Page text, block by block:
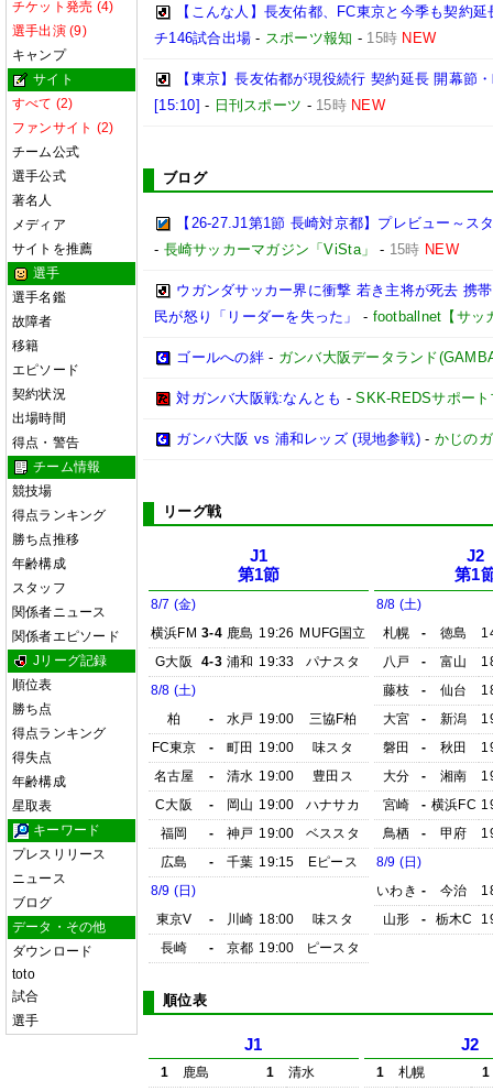
チケット発売 (4)
選手出演 (9)
キャンプ
サイト
すべて (2)
ファンサイト (2)
チーム公式
選手公式
著名人
メディア
サイトを推薦
選手
選手名鑑
故障者
移籍
エピソード
契約状況
出場時間
得点・警告
チーム情報
競技場
得点ランキング
勝ち点推移
年齢構成
スタッフ
関係者ニュース
関係者エピソード
Jリーグ記録
順位表
勝ち点
得点ランキング
得失点
年齢構成
星取表
キーワード
プレスリリース
ニュース
ブログ
データ・その他
ダウンロード
toto
試合
選手
【こんな人】長友佑都、FC東京と今季も契約
チ146試合出場 - スポーツ報知 - 15時 NEW
【東京】長友佑都が現役続行 契約延長 開幕節
[15:10] - 日刊スポーツ - 15時 NEW
ブログ
【26-27.J1第1節 長崎対京都】プレビュー～
- 長崎サッカーマガジン「ViSta」 - 15時 NEW
ウガンダサッカー界に衝撃 若き主将が死去 携
民が怒り「リーダーを失った」
- footballnet【サッ
ゴールへの絆- ガンバ大阪データランド
対ガンバ大阪戦:なんとも -SKK-REDSサポー
ガンバ大阪 vs 浦和レッズ (現地参戦)- かじの
リーグ戦
J1
第1節
8/7 (金)
横浜FM 3-4 鹿島 19:26 MUFG国立
G大阪
4-3 浦和 19:33
パナスタ
8/8 (土)
柏
- 水戸 19:00
三協F柏
FC東京
- 町田 19:00
味スタ
名古屋
- 清水 19:00
豊田ス
C大阪
- 岡山 19:00
ハナサカ
福岡
- 神戸 19:00
ベススタ
広島
- 千葉 19:15
Eピース
8/9 (日)
東京V
- 川崎 18:00
味スタ
長崎
- 京都 19:00 ピースタ
J2
第1
8/8 (土)
札幌
- 徳島
八戸
- 富山
藤枝
- 仙台
大宮
- 新潟
磐田
- 秋田
大分
- 湘南
宮崎
- 横浜FC
鳥栖
- 甲府
8/9 (日)
いわき - 今治
山形
- 栃木C
順位表
J1
1 鹿島 1
清水
J2
1 札幌
1